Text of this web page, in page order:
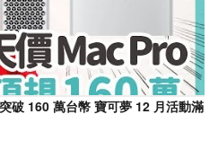
破 160 萬台幣 寶可夢 12 月活動滿